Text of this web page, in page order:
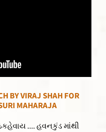
BY VIRAJ SHAH FOR
MAHARAJA
.... હવનકુંડ માંથી